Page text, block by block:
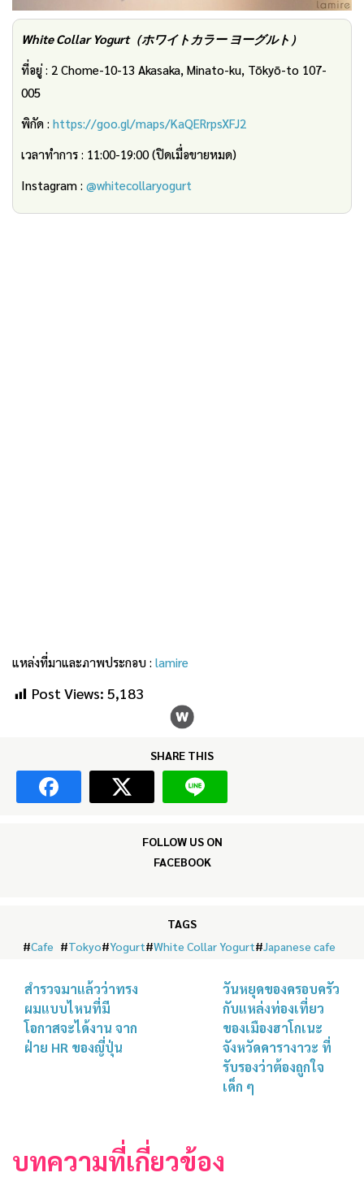
White Collar Yogurt（ホワイトカラー ヨーグルト）
ที่อยู่ : 2 Chome-10-13 Akasaka, Minato-ku, Tōkyō-to 107-
005
พิกัด : https://goo.gl/maps/KaQERrpsXFJ2
เวลาทำการ : 11:00-19:00 (ปิดเมื่อขายหมด)
Instagram : @whitecollaryogurt
แหล่งที่มาและภาพประกอบ : lamire
Post Views: 5,183
SHARE THIS
FOLLOW US ON
FACEBOOK
TAGS
#Cafe #Tokyo#Yogurt#White Collar Yogurt#Japanese cafe
สำรวจมาแล้วว่าทรง
ผมแบบไหนที่มี
โอกาสจะได้งาน จาก
ฝ่าย HR ของญี่ปุ่น
วันหยุดของครอบครัว
กับแหล่งท่องเที่ยว
ของเมืองฮาโกเนะ
จังหวัดคารางาวะ ที่
รับรองว่าต้องถูกใจ
เด็ก ๆ
บทความที่เกี่ยวข้อง